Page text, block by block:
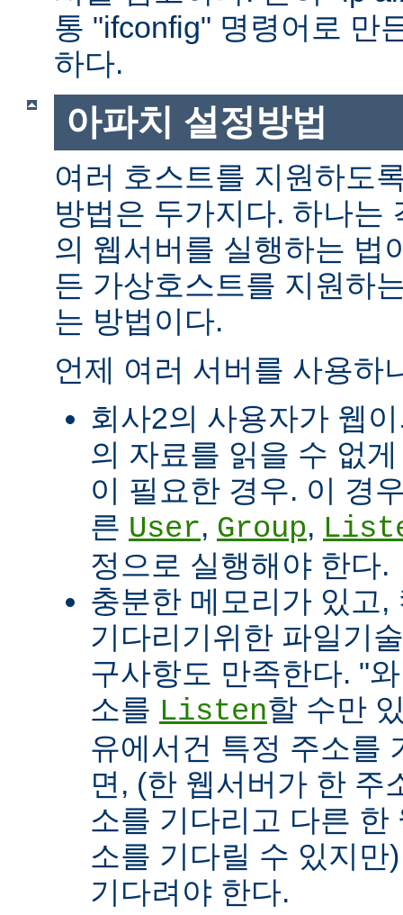
통 "ifconfig" 명령어로 만
하다.
아파치 설정방법
여러 호스트를 지원하도
방법은 두가지다. 하나는
의 웹서버를 실행하는 법
든 가상호스트를 지원하
는 방법이다.
언제 여러 서버를 사용하
회사2의 사용자가 웹
의 자료를 읽을 수 없
이 필요한 경우. 이 경
른 User, Group,
정으로 실행해야 한다.
충분한 메모리가 있고,
기다리기위한 파일기
구사항도 만족한다. "
소를 Listen할 수만
유에서건 특정 주소를
면, (한 웹서버가 한 주
소를 기다리고 다른 한
소를 기다릴 수 있지
기다려야 한다.